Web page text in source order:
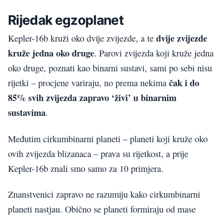
Rijedak egzoplanet
Kepler-16b kruži oko dvije zvijezde, a te dvije zvijezde
kruže jedna oko druge. Parovi zvijezda koji kruže jedna
oko druge, poznati kao binarni sustavi, sami po sebi nisu
rijetki – procjene variraju, no prema nekima čak ido
85% svih zvijezda zapravo ‘živi’ u binarnim
sustavima.
Međutim cirkumbinarni planeti – planeti koji kruže oko
ovih zvijezda blizanaca – prava su rijetkost, a prije
Kepler-16b znali smo samo za 10 primjera.
Znanstvenici zapravo ne razumiju kako cirkumbinarni
planeti nastjau. Obično se planeti formiraju od mase